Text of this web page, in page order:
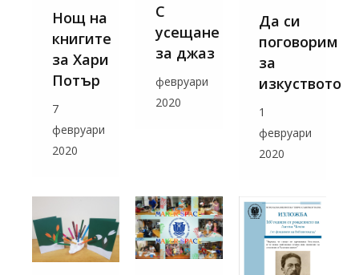
Нощ на
книгите
за Хари
Потър
7
февруари
2020
С
усещане
за джаз
февруари
2020
Да си
поговорим
за
изкуството
1
февруари
2020